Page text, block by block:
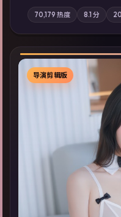
小镇的平静被一封匿名信
站内亦可通过「国产免费
型高分佳作，畅享高清在
70,179 热度 8.1 分
导演剪辑版